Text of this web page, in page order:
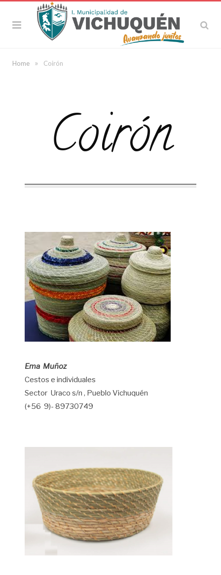
Home » Coirón
Coirón
Ema Muñoz
Cestos e individuales
Sector Uraco s/n , Pueblo Vichuquén
(+56 9)- 89730749